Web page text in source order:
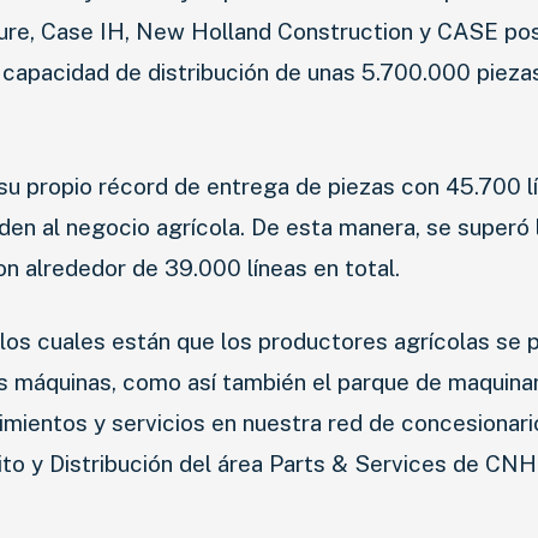
Case IH, New Holland Construction y CASE
de distribución de unas 5.700.000
propio récord de entrega de piezas con 45.700
al negocio agrícola. De esta manera, se superó
alrededor de 39.000 líneas en total.
cuales están que los productores agrícolas se
como así también el parque de
y servicios en nuestra red de
y Distribución del área Parts & Services de CNH